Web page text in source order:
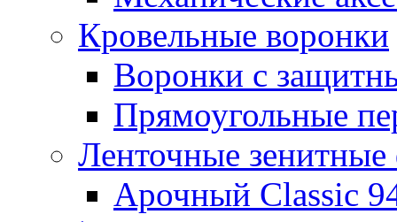
Кровельные воронки
Воронки с
Прямоугольные
Ленточные
Арочный Classic